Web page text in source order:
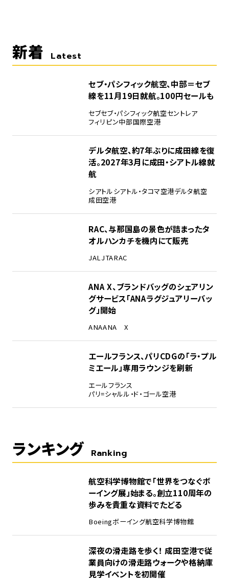
新着 Latest
セブ・パシフィック航空、中部＝セブ
線を11月19日就航。100円セールも
セブセブ・パシフィック航空セントレア
フィリピン中部国際空港
デルタ航空、約7年ぶりに成田線を復
活。2027年3月に成田・シアトル線就
航
シアトルシアトル・タコマ空港デルタ航空
成田空港
RAC、与那国島の景色が詰まったタ
オルハンカチを機内にて販売
JALJTARAC
ANA X、ブランドバッグのシェアリン
グサービス「ANAラグジュアリーバッ
グ」開始
ANAANA X
エールフランス、パリCDGの「ラ・プル
ミエール」専用ラウンジを刷新
エールフランス
パリ=シャルル・ド・ゴール空港
ランキング Ranking
航空科学博物館で「世界をつなぐボ
ーイング展」始まる。創立110周年の
歩みを貴重な資料でたどる
Boeingボーイング航空科学博物館
深夜の滑走路を歩く！ 成田空港で従
業員向けの滑走路ウォークや格納庫
見学イベントを初開催